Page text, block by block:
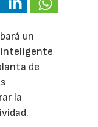
un
inteligente
de
la